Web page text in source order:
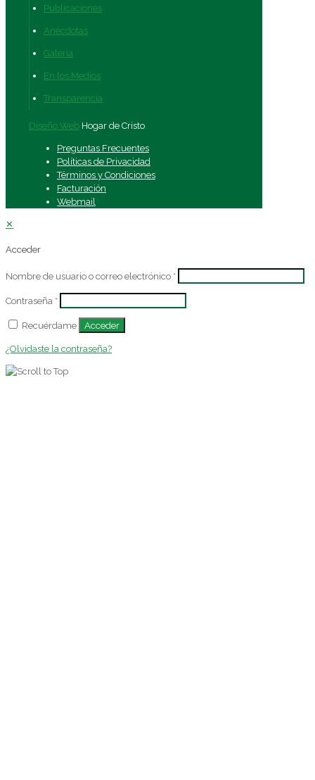
Publicaciones
Anécdotas
Galería
En los Medios
Transparencia
Diseño Web Hogar de Cristo
Preguntas Frecuentes
Políticas de Privacidad
Términos y Condiciones
Facturación
Webmail
✕
Acceder
Nombre de usuario o correo electrónico *
Contraseña *
Recuérdame Acceder
¿Olvidaste la contraseña?